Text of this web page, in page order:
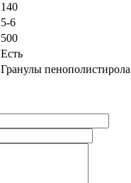
140
5-6
500
Есть
Гранулы пенополистирола